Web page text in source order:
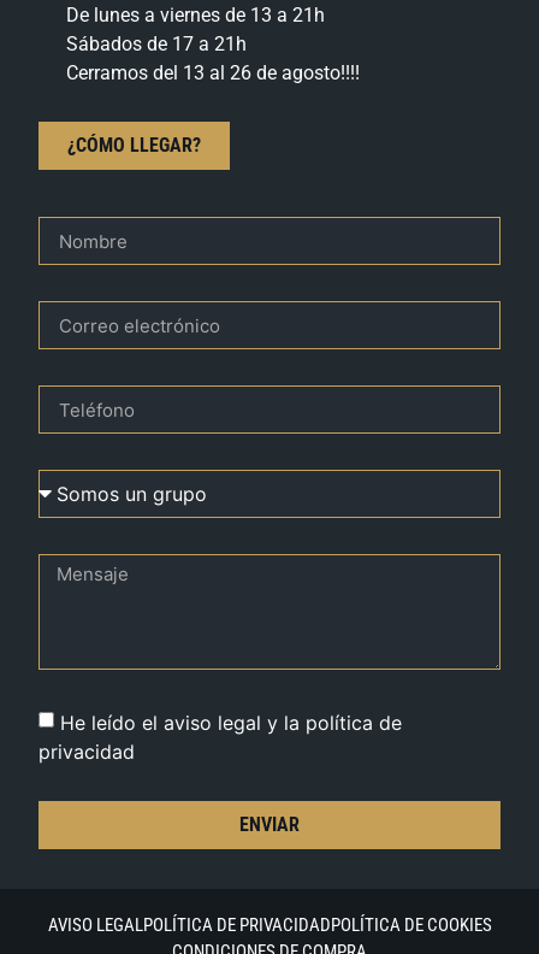
De lunes a viernes de 13 a 21h
Sábados de 17 a 21h
Cerramos del 13 al 26 de agosto!!!!
¿CÓMO LLEGAR?
He leído el aviso legal y la política de
privacidad
ENVIAR
AVISO LEGALPOLÍTICA DE PRIVACIDADPOLÍTICA DE COOKIES